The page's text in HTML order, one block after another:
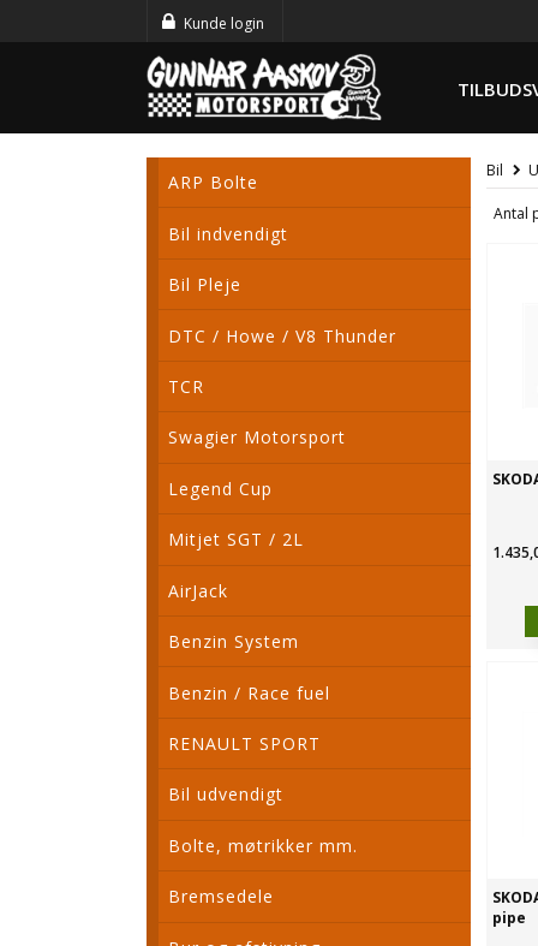
Kunde login
ARP Bolte
Bil indvendigt
Bil Pleje
DTC / Howe / V8 Thunder
TCR
Swagier Motorsport
Legend Cup
Mitjet SGT / 2L
AirJack
Benzin System
Benzin / Race fuel
RENAULT SPORT
Bil udvendigt
Bolte, møtrikker mm.
Bremsedele
Bil
Antal
pipe